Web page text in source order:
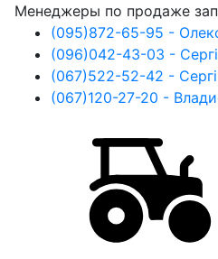
Менеджеры по продаже
(095)872-65-95 -
(096)042-43-03 -
(067)522-52-42 -
(067)120-27-20 -